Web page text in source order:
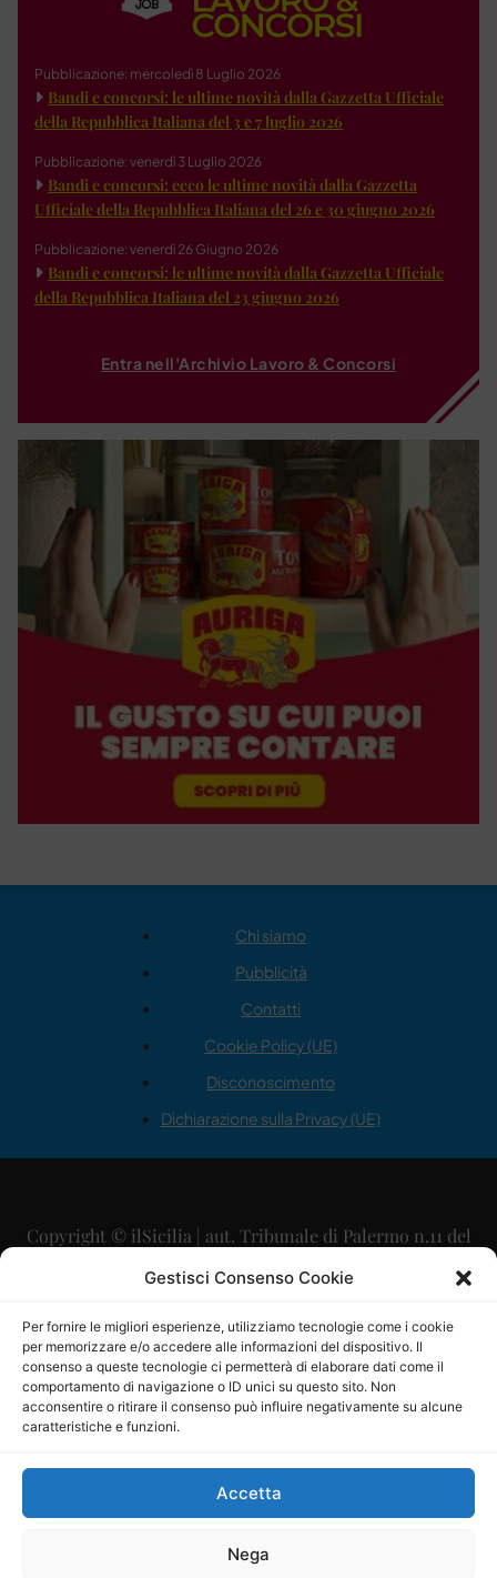
Gestisci Consenso Cookie
Per fornire le migliori esperienze, utilizziamo tecnologie come i cookie
per memorizzare e/o accedere alle informazioni del dispositivo. Il
consenso a queste tecnologie ci permetterà di elaborare dati come il
comportamento di navigazione o ID unici su questo sito. Non
acconsentire o ritirare il consenso può influire negativamente su alcune
caratteristiche e funzioni.
Accetta
Nega
Pubblicazione: mercoledì 8 Luglio 2026
Bandi e concorsi: le ultime novità dalla Gazzetta Ufficiale
della Repubblica Italiana del 3 e 7 luglio 2026
Pubblicazione: venerdì 3 Luglio 2026
Bandi e concorsi: ecco le ultime novità dalla Gazzetta
Ufficiale della Repubblica Italiana del 26 e 30 giugno 2026
Pubblicazione: venerdì 26 Giugno 2026
Bandi e concorsi: le ultime novità dalla Gazzetta Ufficiale
della Repubblica Italiana del 23 giugno 2026
Entra nell'Archivio Lavoro & Concorsi
Chi siamo
Pubblicità
Contatti
Cookie Policy (UE)
Disconoscimento
Dichiarazione sulla Privacy (UE)
Copyright © ilSicilia | aut. Tribunale di Palermo n.11 del
29/09/2015
Direttore Editoriale: Maurizio Scaglione
Direttore Responsabile: Maria Calabrese
P.IVA: 06334930820
Mercurio Comunicazione Società Cooperativa a r.l. è
iscritta al Registro degli Operatori di Comunicazione al